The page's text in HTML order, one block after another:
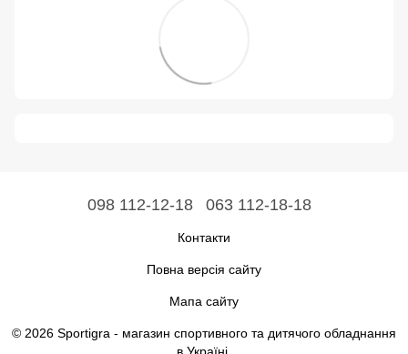
098 112-12-18 063 112-18-18
Контакти
Повна версія сайту
Мапа сайту
© 2026 Sportigra - магазин спортивного та дитячого обладнання